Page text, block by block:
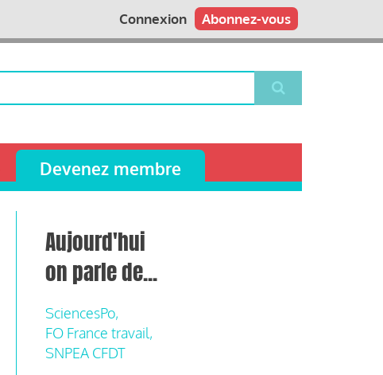
Abonnez-vous
Connexion
Devenez membre
Aujourd'hui
on parle de...
SciencesPo,
FO France travail,
SNPEA CFDT